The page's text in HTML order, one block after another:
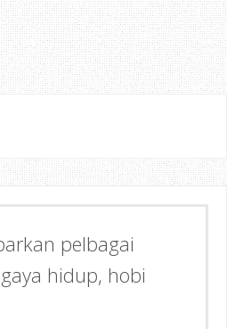
pelbagai
hidup, hobi